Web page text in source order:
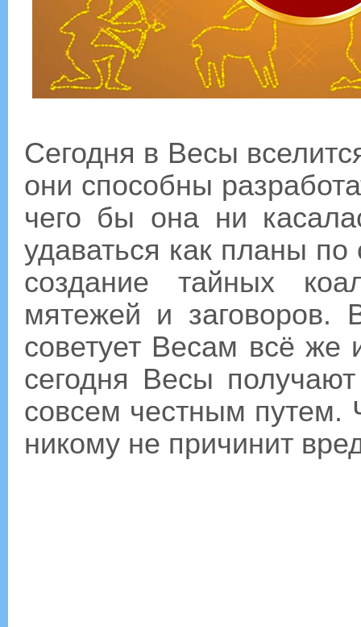
Сегодня в Весы
они способны
чего бы она ни
удаваться как планы
создание тайных
мятежей и заговоров.
советует Весам всё же
сегодня Весы
совсем честным путем.
никому не причинит